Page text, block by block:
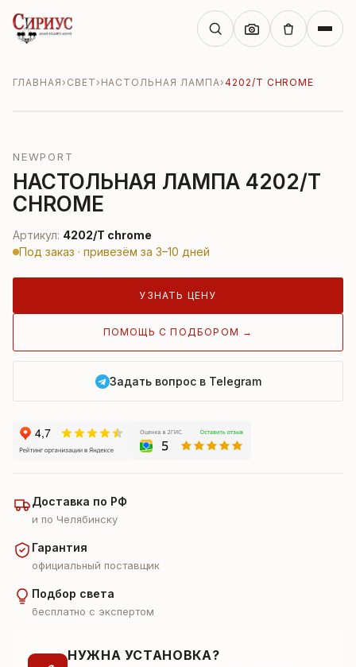
ГЛАВНАЯ› СВЕТ› НАСТОЛЬНАЯ ЛАМПА›4202/T CHROME
NEWPORT
НАСТОЛЬНАЯ ЛАМПА 4202/T
CHROME
Артикул: 4202/T chrome
Под заказ · привезём за 3–10 дней
УЗНАТЬ ЦЕНУ
ПОМОЩЬ С ПОДБОРОМ →
Задать вопрос в Telegram
Доставка по РФ
и по Челябинску
Гарантия
официальный поставщик
Подбор света
бесплатно с экспертом
НУЖНА УСТАНОВКА?